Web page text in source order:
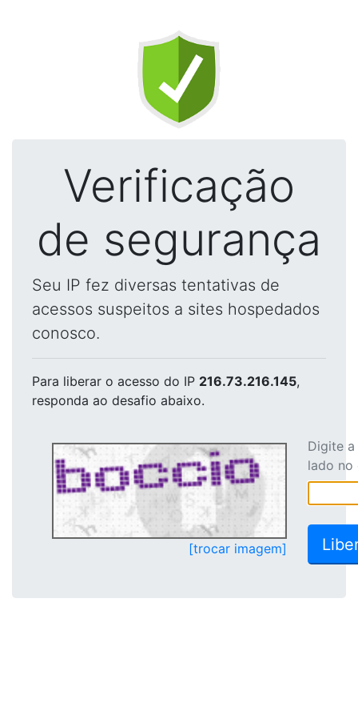
Verificação
de segurança
Seu IP fez diversas tentativas de
acessos suspeitos a sites hospedados
conosco.
Para liberar o acesso do IP 216.73.216.145,
responda ao desafio abaixo.
[trocar imagem]
Digite
lado no